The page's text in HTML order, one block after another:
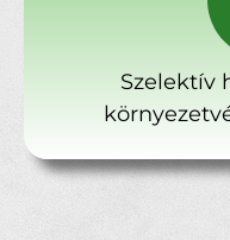
Szelektív